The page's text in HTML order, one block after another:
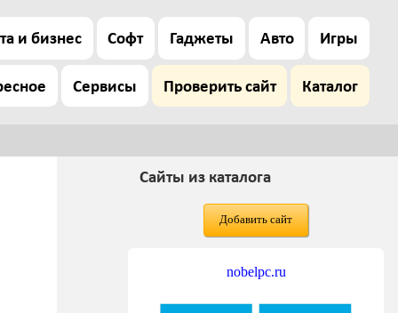
и бизнес Софт Гаджеты Авто Игры
Сервисы Проверить сайт Каталог
Сайты из каталога
Добавить сайт
nobelpc.ru